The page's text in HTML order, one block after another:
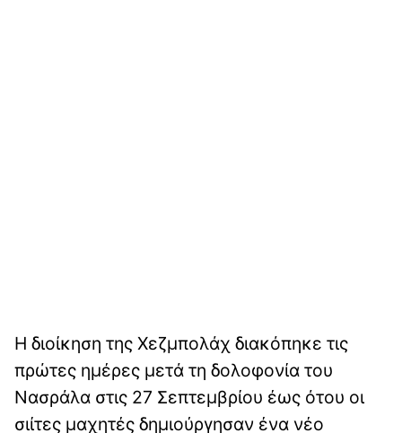
Η διοίκηση της Χεζμπολάχ διακόπηκε τις
πρώτες ημέρες μετά τη δολοφονία του
Νασράλα στις 27 Σεπτεμβρίου έως ότου οι
σιίτες μαχητές δημιούργησαν ένα νέο